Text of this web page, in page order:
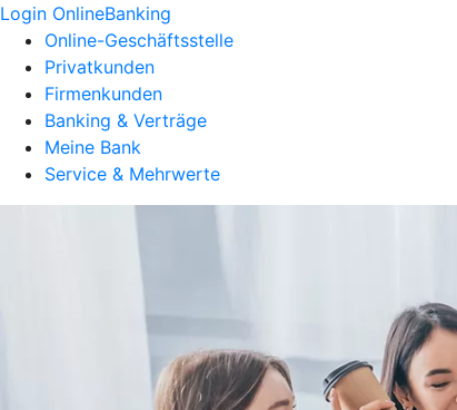
Login OnlineBanking
Online-Geschäftsstelle
Privatkunden
Firmenkunden
Banking & Verträge
Meine Bank
Service & Mehrwerte